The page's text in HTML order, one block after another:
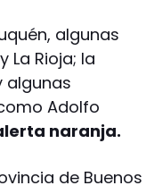
algunas
La Rioja; la
algunas
Adolfo
naranja.
de Buenos